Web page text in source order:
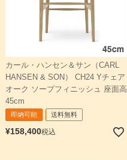
カール・ハンセン＆サン（CARL
HANSEN & SON） CH24 Yチェア
オーク ソープフィニッシュ 座面高
45cm
即納可能 送料無料
¥158,400税込